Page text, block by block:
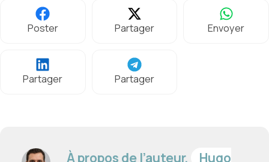
Poster Partager Envoyer
Partager Partager
À propos de l’auteur,
Hugo